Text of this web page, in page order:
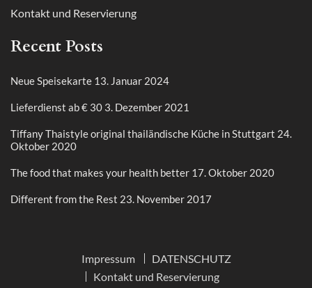
Kontakt und Reservierung
Recent Posts
Neue Speisekarte 13. Januar 2024
Lieferdienst ab € 30 3. Dezember 2021
Tiffany Thaistyle original thailändische Küche in Stuttgart 24.
Oktober 2020
The food that makes your health better 17. Oktober 2020
Different from the Rest 23. November 2017
Impressum
DATENSCHUTZ
Kontakt und Reservierung